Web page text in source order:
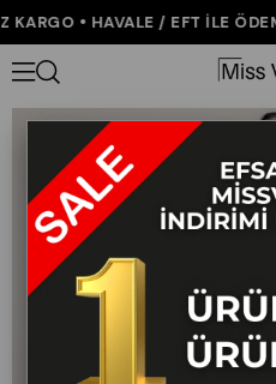
• HAVALE / EFT İLE
Anasayfa YENİ GELENLER